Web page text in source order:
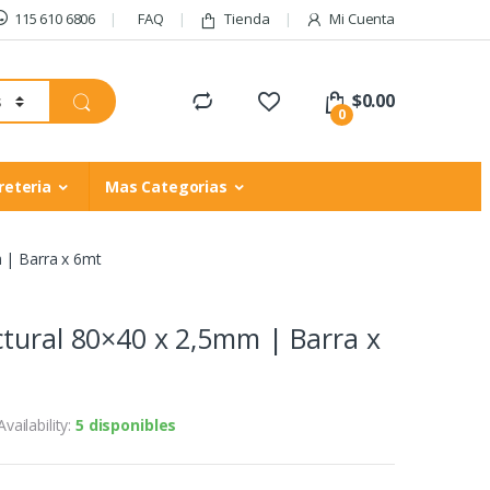
115 610 6806 FAQ Tienda Mi Cuenta
0
$0.00
Mas Categorias
| Barra x 6mt
80×40 x 2,5mm | Barra x
5 disponibles